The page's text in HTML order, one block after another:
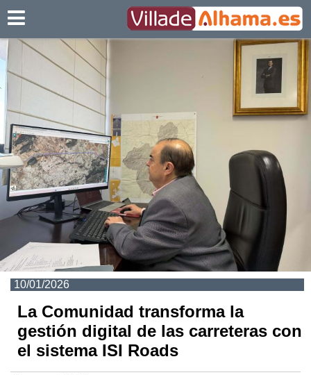
10/01/2026
La Comunidad transforma la
gestión digital de las carreteras con
el sistema ISI Roads